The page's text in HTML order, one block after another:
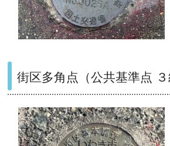
街区多角点（公共基準点 ３